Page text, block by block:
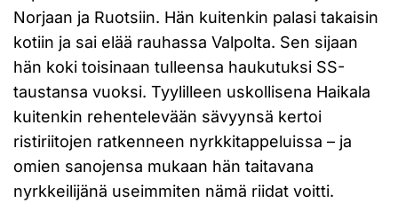
Norjaan ja Ruotsiin. Hän kuitenkin palasi takaisin
kotiin ja sai elää rauhassa Valpolta. Sen sijaan
hän koki toisinaan tulleensa haukutuksi SS-
taustansa vuoksi. Tyylilleen uskollisena Haikala
kuitenkin rehentelevään sävyynsä kertoi
ristiriitojen ratkenneen nyrkkitappeluissa – ja
omien sanojensa mukaan hän taitavana
nyrkkeilijänä useimmiten nämä riidat voitti.